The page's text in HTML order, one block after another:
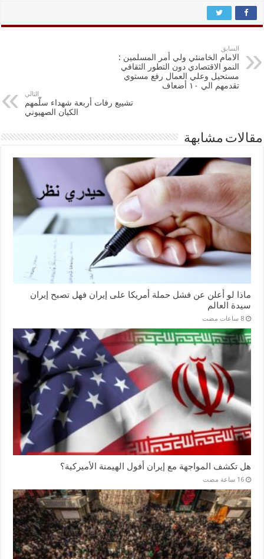
السابق
الامام الخامنئي ولي أمر المسلمين :
النمو الاقتصادي دون التطور الثقافي
مستحيل وعلي العمال رفع مستوي
تقدمهم الي ۱۰ أضعاف
التالي
تشييع رفات أربعة شهداء سلّمهم
الكيان الصهيوني
مقالات مشابهة
ماذا لو أعلن عن فشل حملة أمريكا على إيران فهل تصبح إيران
سيدة العالم
‏8 ساعات مضت
هل تكشف المواجهة مع إيران أفول الهيمنة الأميركية؟
‏16 ساعة مضت